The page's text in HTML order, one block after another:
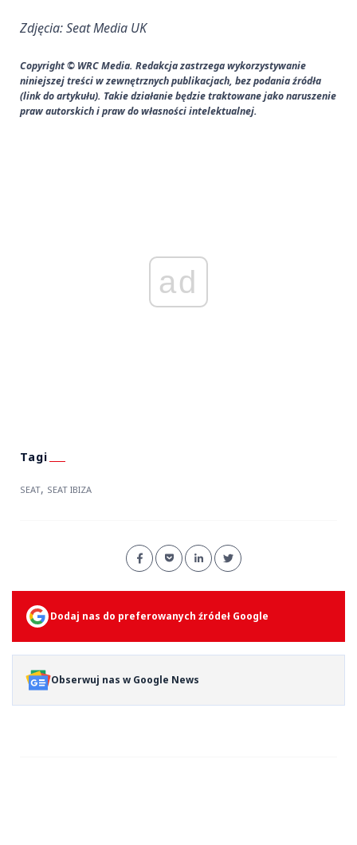
Zdjęcia: Seat Media UK
Copyright © WRC Media. Redakcja zastrzega wykorzystywanie
niniejszej treści w zewnętrznych publikacjach, bez podania źródła
(link do artykułu). Takie działanie będzie traktowane jako naruszenie
praw autorskich i praw do własności intelektualnej.
ad
SEAT, SEAT IBIZA
Dodaj nas do preferowanych źródeł Google
Obserwuj nas w Google News